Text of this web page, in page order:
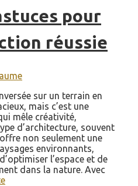
pour
réussie
sur un terrain en
mais c’est une
mêle créativité,
d’architecture, souvent
non seulement une
environnants,
l’espace et de
dans la nature. Avec